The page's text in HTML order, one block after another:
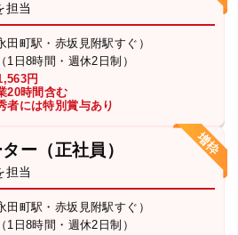
担当
田町駅・赤坂見附駅すぐ）
1日8時間・週休2日制）
円
20時間含む
者には特別賞与あり
ー（正社員）
担当
田町駅・赤坂見附駅すぐ）
1日8時間・週休2日制）